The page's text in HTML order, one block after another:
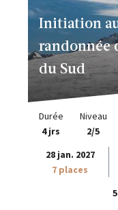
Initiation
randonnée
du Sud
Durée
4 jrs
Niveau
2/5
28 jan. 2027
7 places
5